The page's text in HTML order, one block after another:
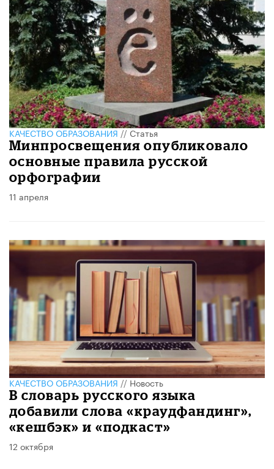
КАЧЕСТВО ОБРАЗОВАНИЯ//Статья
Минпросвещения опубликовало
основные правила русской
орфографии
11 апреля
КАЧЕСТВО ОБРАЗОВАНИЯ//Новость
В словарь русского языка
добавили слова «краудфандинг»,
«кешбэк» и «подкаст»
12 октября